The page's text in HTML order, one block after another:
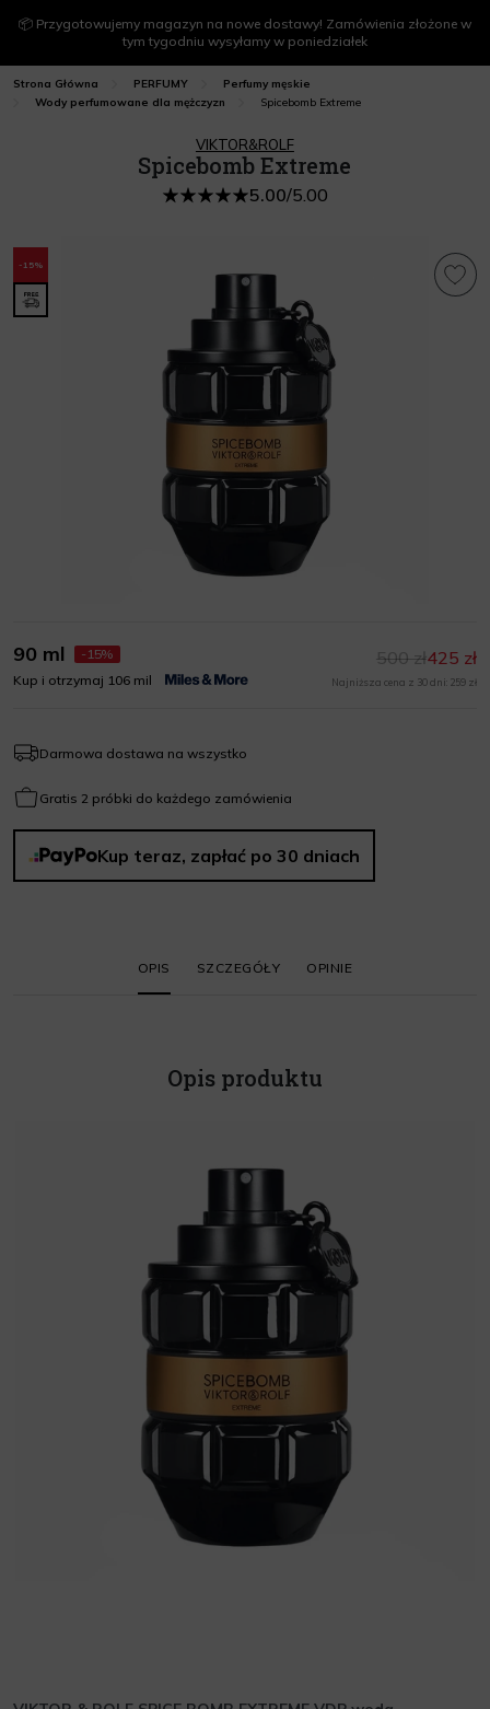
📦 Przygotowujemy magazyn na nowe dostawy! Zamówienia złożone w
tym tygodniu wysyłamy w poniedziałek
Strona Główna PERFUMY
Perfumy męskie
Wody perfumowane dla mężczyzn
Spicebomb Extreme
VIKTOR&ROLF
Spicebomb Extreme
5.00/5.00
-15%
90 ml
-15%
Kup i otrzymaj 106 mil
425 zł
500 zł
Najniższa cena z 30 dni: 259 zł
Darmowa dostawa na wszystko
Gratis 2 próbki do każdego zamówienia
Kup teraz, zapłać po 30 dniach
OPIS SZCZEGÓŁY OPINIE
Opis produktu